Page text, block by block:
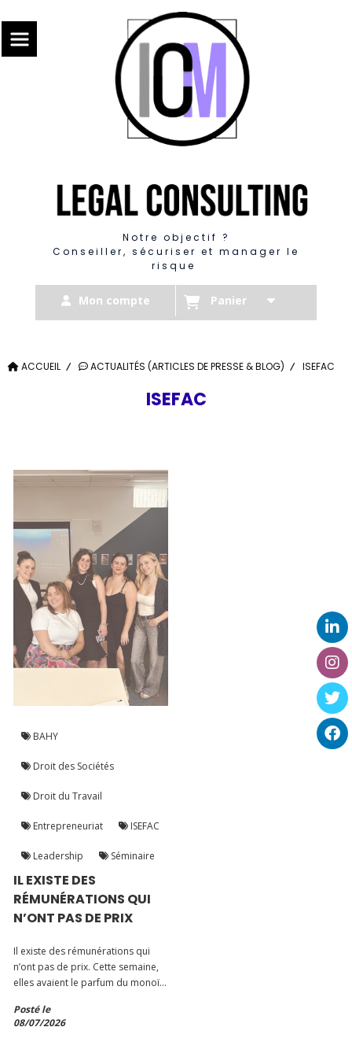
Notre objectif ?
Conseiller, sécuriser et manager le
risque
Mon compte Panier
ACCUEIL ACTUALITÉS (ARTICLES DE PRESSE & BLOG) ISEFAC
ISEFAC
IL EXISTE DES
RÉMUNÉRATIONS QUI
N’ONT PAS DE PRIX
Il existe des rémunérations qui
n’ont pas de prix. Cette semaine,
elles avaient le parfum du monoï,
bouquet de fleurs et l’élégance
d’un sublime foulard, tous offerts
Posté le
08/07/2026
BAHY
Droit des Sociétés
Droit du Travail
Entrepreneuriat ISEFAC
Leadership Séminaire